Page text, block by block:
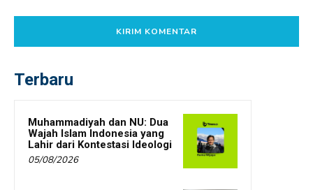
Terbaru
Muhammadiyah dan NU: Dua
Wajah Islam Indonesia yang
Lahir dari Kontestasi Ideologi
05/08/2026